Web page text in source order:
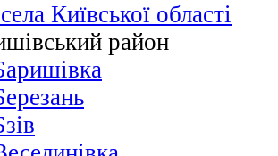
Київської області
район